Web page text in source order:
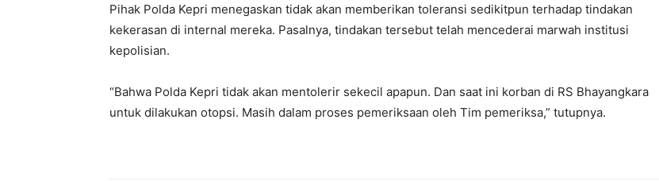
Pihak Polda Kepri menegaskan tidak akan memberikan toleransi sedikitpun terhadap tindakan
kekerasan di internal mereka. Pasalnya, tindakan tersebut telah mencederai marwah institusi
kepolisian.
“Bahwa Polda Kepri tidak akan mentolerir sekecil apapun. Dan saat ini korban di RS Bhayangkara
untuk dilakukan otopsi. Masih dalam proses pemeriksaan oleh Tim pemeriksa,” tutupnya.